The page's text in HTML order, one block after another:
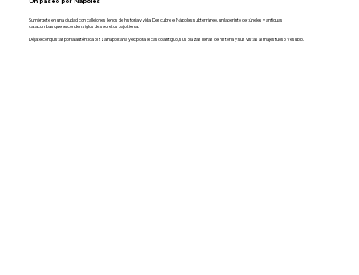
Sumérgete en una ciudad con callejones llenos de historia y vida. Descubre el Nápoles subterráneo, un laberinto de túneles y antiguas
catacumbas que esconden siglos de secretos bajo tierra.
Déjate conquistar por la auténtica pizza napolitana y explora el casco antiguo, sus plazas llenas de historia y sus vistas al majestuoso Vesubio.